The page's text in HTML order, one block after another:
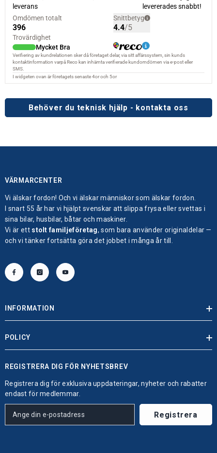
Behöver du teknisk hjälp - kontakta oss
VÄRMARCENTER
Vi älskar fordon! Och vi älskar människor som älskar fordon.
I snart 55 år har vi hjälpt svenskar att slippa frysa eller svettas i
sina bilar, husbilar, båtar och maskiner.
Vi är ett stolt familjeföretag, som bara använder originaldelar —
och vi tänker fortsätta göra det jobbet i många år till.
INFORMATION
POLICY
REGISTRERA DIG FÖR NYHETSBREV
Registrera dig för exklusiva uppdateringar, nyheter och rabatter
endast för medlemmar.
Registrera